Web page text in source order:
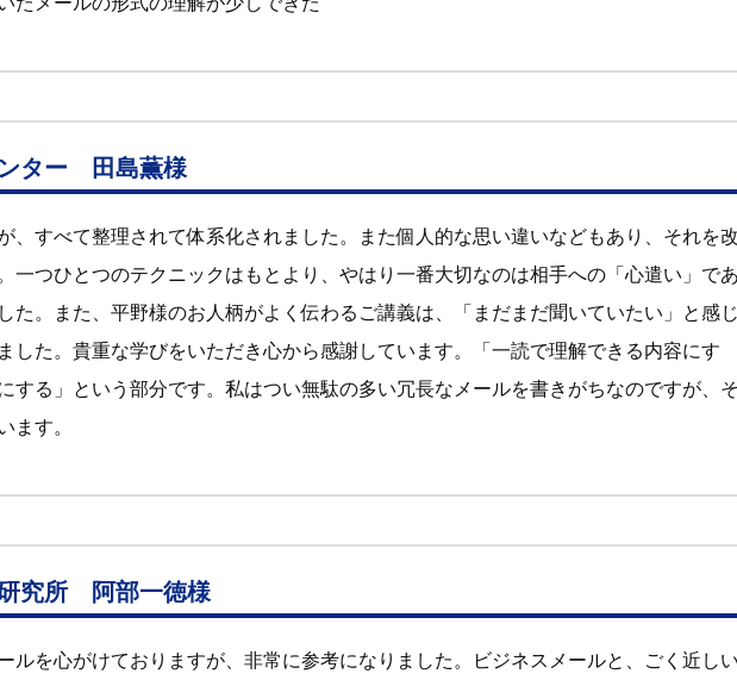
ター 田島薫様
、すべて整理されて体系化されました。また個人的な思い違いなどもあり、それを
一つひとつのテクニックはもとより、やはり一番大切なのは相手への「心遣い」で
た。また、平野様のお人柄がよく伝わるご講義は、「まだまだ聞いていたい」と感
した。貴重な学びをいただき心から感謝しています。「一読で理解できる内容にす
する」という部分です。私はつい無駄の多い冗長なメールを書きがちなのですが、
ます。
究所 阿部一徳様
ルを心がけておりますが、非常に参考になりました。ビジネスメールと、ごく近し